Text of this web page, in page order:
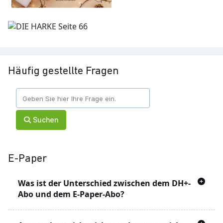
Häufig gestellte Fragen
Suchen
E-Paper
Was ist der Unterschied zwischen dem DH+-
Abo und dem E-Paper-Abo?